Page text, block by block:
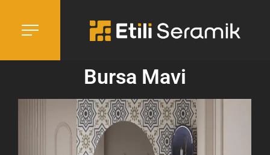
Bursa Mavi